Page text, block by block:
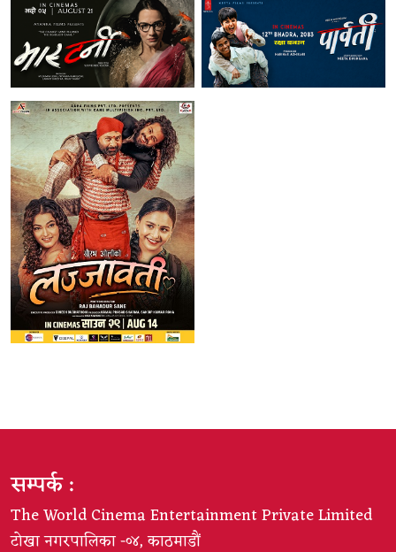
सम्पर्क :
The World Cinema Entertainment Private Limited
टोखा नगरपालिका -०४, काठमाडौं